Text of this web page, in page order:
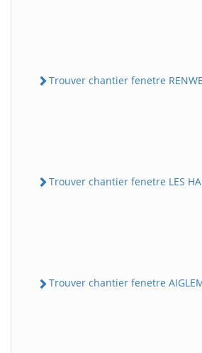
Trouver chantier fenetre
Trouver chantier fenetre LES
Trouver chantier fenetre